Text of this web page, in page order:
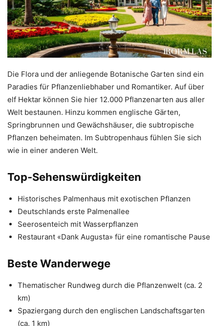
Die Flora und der anliegende Botanische Garten sind ein
Paradies für Pflanzenliebhaber und Romantiker. Auf über
elf Hektar können Sie hier 12.000 Pflanzenarten aus aller
Welt bestaunen. Hinzu kommen englische Gärten,
Springbrunnen und Gewächshäuser, die subtropische
Pflanzen beheimaten. Im Subtropenhaus fühlen Sie sich
wie in einer anderen Welt.
Top-Sehenswürdigkeiten
Historisches Palmenhaus mit exotischen Pflanzen
Deutschlands erste Palmenallee
Seerosenteich mit Wasserpflanzen
Restaurant «Dank Augusta» für eine romantische Pause
Beste Wanderwege
Thematischer Rundweg durch die Pflanzenwelt (ca. 2
km)
Spaziergang durch den englischen Landschaftsgarten
(ca. 1 km)